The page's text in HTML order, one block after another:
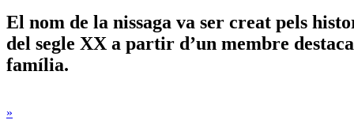
El nom de la nissaga va ser creat pels
del segle XX a partir d’un membre
família.
»